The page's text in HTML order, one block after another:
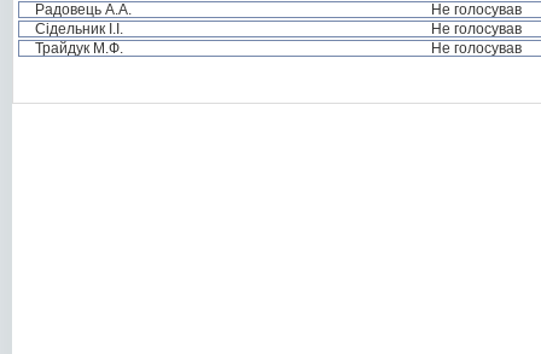
Радовець А.А.
Не голосував
Сідельник І.І.
Не голосував
Трайдук М.Ф.
Не голосував